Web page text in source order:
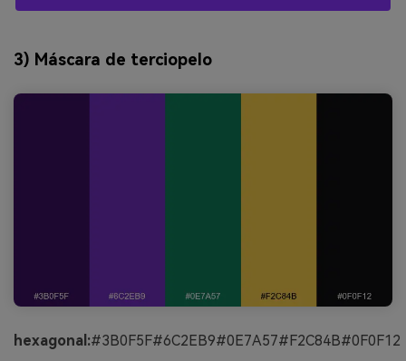
3) Máscara de terciopelo
hexagonal:#3B0F5F#6C2EB9#0E7A57#F2C84B#0F0F12